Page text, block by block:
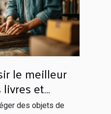
le meilleur
et
des objets de